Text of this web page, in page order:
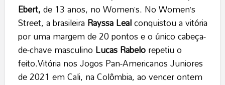
Ebert,de 13 anos, no Women’s. No Women’s
Street, a brasileiraRayssa Lealconquistou a vitória
por uma margem de 20 pontos e o único cabeça-
de-chave masculino Lucas Rabelorepetiu o
feito.Vitória nos Jogos Pan-Americanos Juniores
de 2021 em Cali, na Colômbia, ao vencer ontem